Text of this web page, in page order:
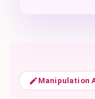
Manipulation